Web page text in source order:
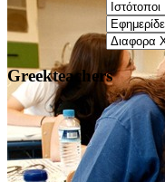
Greekteachers